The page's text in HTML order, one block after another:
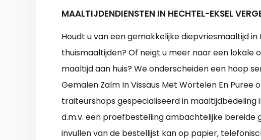
MAALTIJDENDIENSTEN IN HECHTEL-EKSEL
Houdt u van een gemakkelijke diepvriesmaaltijd
thuismaaltijden? Of neigt u meer naar een
maaltijd aan huis? We onderscheiden een hoop
Gemalen Zalm In Vissaus Met Wortelen En
traiteurshops gespecialiseerd in
d.m.v. een proefbestelling ambachtelijke
invullen van de bestellijst kan op papier,